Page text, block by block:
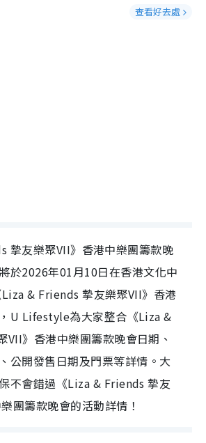
查看好去處
摯友樂聚VII》香港中樂團籌款晚
於2026年01月10日在香港文化中
& Friends 摯友樂聚VII》香港
U Lifestyle為大家整合《Liza &
VII》香港中樂團籌款晚會日期、
公開發售日期及門票等詳情。大
不會錯過《Liza & Friends 摯友
團籌款晚會的活動詳情！